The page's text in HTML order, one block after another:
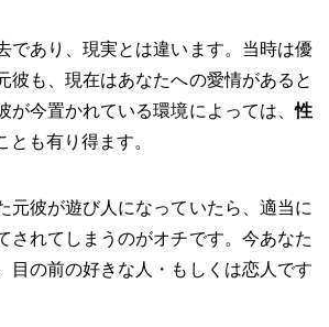
であり、現実とは違います。当時は優
彼も、現在はあなたへの愛情があると
が今置かれている環境によっては、性
とも有り得ます。
元彼が遊び人になっていたら、適当に
されてしまうのがオチです。今あなた
目の前の好きな人・もしくは恋人です